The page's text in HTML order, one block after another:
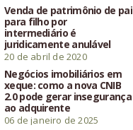
Venda de patrimônio de pai
para filho por
intermediário é
juridicamente anulável
20 de abril de 2020
Negócios imobiliários em
xeque: como a nova CNIB
2.0 pode gerar insegurança
ao adquirente
06 de janeiro de 2025